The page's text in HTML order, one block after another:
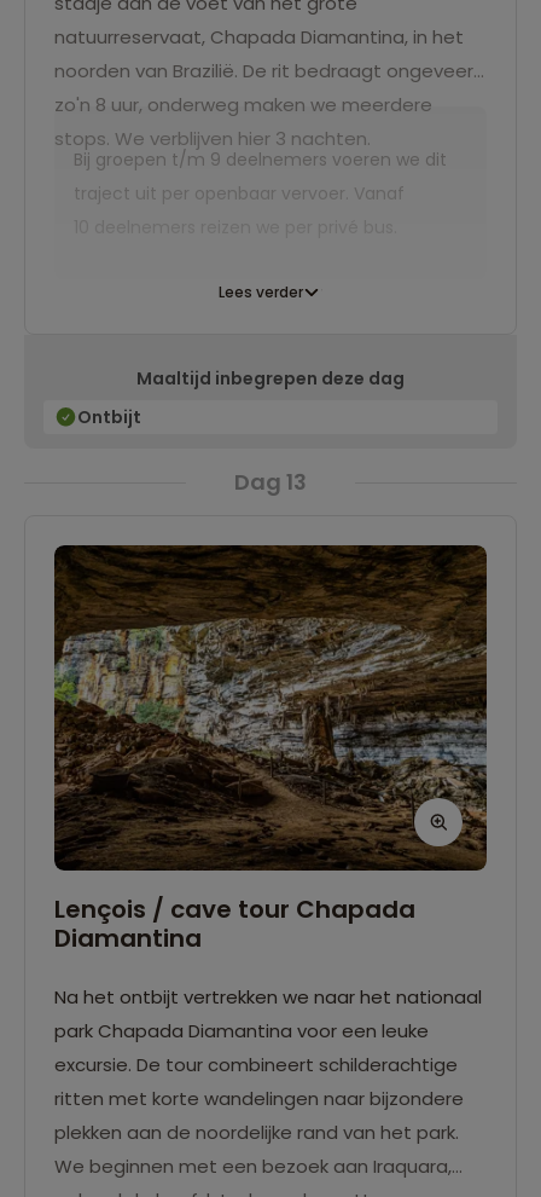
natuurreservaat, Chapada Diamantina, in het
noorden van Brazilië. De rit bedraagt ongeveer
zo'n 8 uur, onderweg maken we meerdere
stops. We verblijven hier 3 nachten.
Bij groepen t/m 9 deelnemers voeren we dit
traject uit per openbaar vervoer. Vanaf
Lees verder
Maaltijd inbegrepen deze dag
Ontbijt
Dag 13
Lençois / cave tour Chapada
Diamantina
Na het ontbijt vertrekken we naar het nationaal
park Chapada Diamantina voor een leuke
excursie. De tour combineert schilderachtige
ritten met korte wandelingen naar bijzondere
plekken aan de noordelijke rand van het park.
We beginnen met een bezoek aan Iraquara,